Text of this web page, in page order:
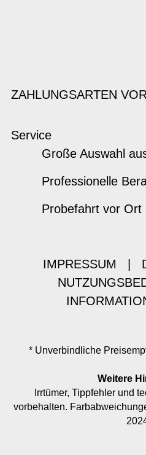
ZAHLUNGSARTEN
Service
Große Auswahl
Professionelle
Probefahrt vor Ort
IMPRESSUM
* Unverbindliche
Weitere
Irrtümer, Tippfehler und
vorbehalten.